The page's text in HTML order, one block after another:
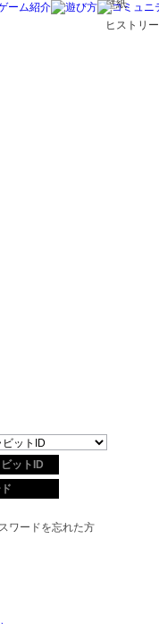
壁紙
ヒストリー
ワードを忘れた方